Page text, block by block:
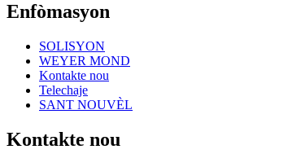
Enfòmasyon
SOLISYON
WEYER MOND
Kontakte nou
Telechaje
SANT NOUVÈL
Kontakte nou